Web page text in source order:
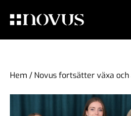
Hem / Novus fortsätter växa